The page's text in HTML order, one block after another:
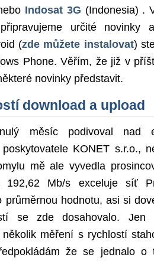
Indosat 3G (Indonesia) .
určité novinky
(zde můžete instalovat)
Phone. Věřím, že již v
novinky představit.
download a upload
měsíc podivoval nad
KONET s.r.o.,
mě ale vyvedla
192,62 Mb/s exceluje síť
průměrnou hodnotu, asi si
se zde dosahovalo.
měření s rychlostí
že se jednalo